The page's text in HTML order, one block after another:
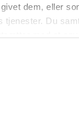
dem, eller
tjenester. Du
udlægge et